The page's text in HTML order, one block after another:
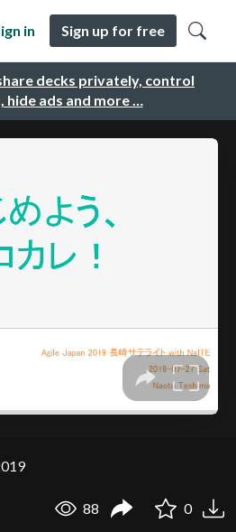
decks privately, control
hide ads and more …
in Sign up for free
88 0